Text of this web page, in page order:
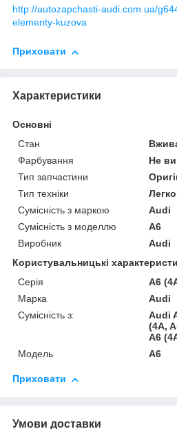
http://autozapchasti-audi.com.ua/
elementy-kuzova
Приховати
Характеристики
Основні
Стан
Фарбування
Не
Тип запчастини
Тип техніки
Сумісність з маркою
Audi
Сумісність з моделлю
A6
Виробник
Audi
Користувальницькі
Серія
A6
Марка
Audi
Сумісність з:
Audi
(4A,
A6
Модель
A6
Приховати
Умови доставки